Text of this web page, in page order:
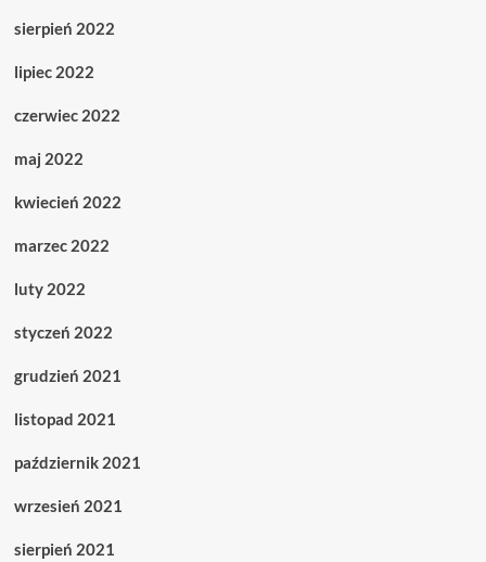
sierpień 2022
lipiec 2022
czerwiec 2022
maj 2022
kwiecień 2022
marzec 2022
luty 2022
styczeń 2022
grudzień 2021
listopad 2021
październik 2021
wrzesień 2021
sierpień 2021